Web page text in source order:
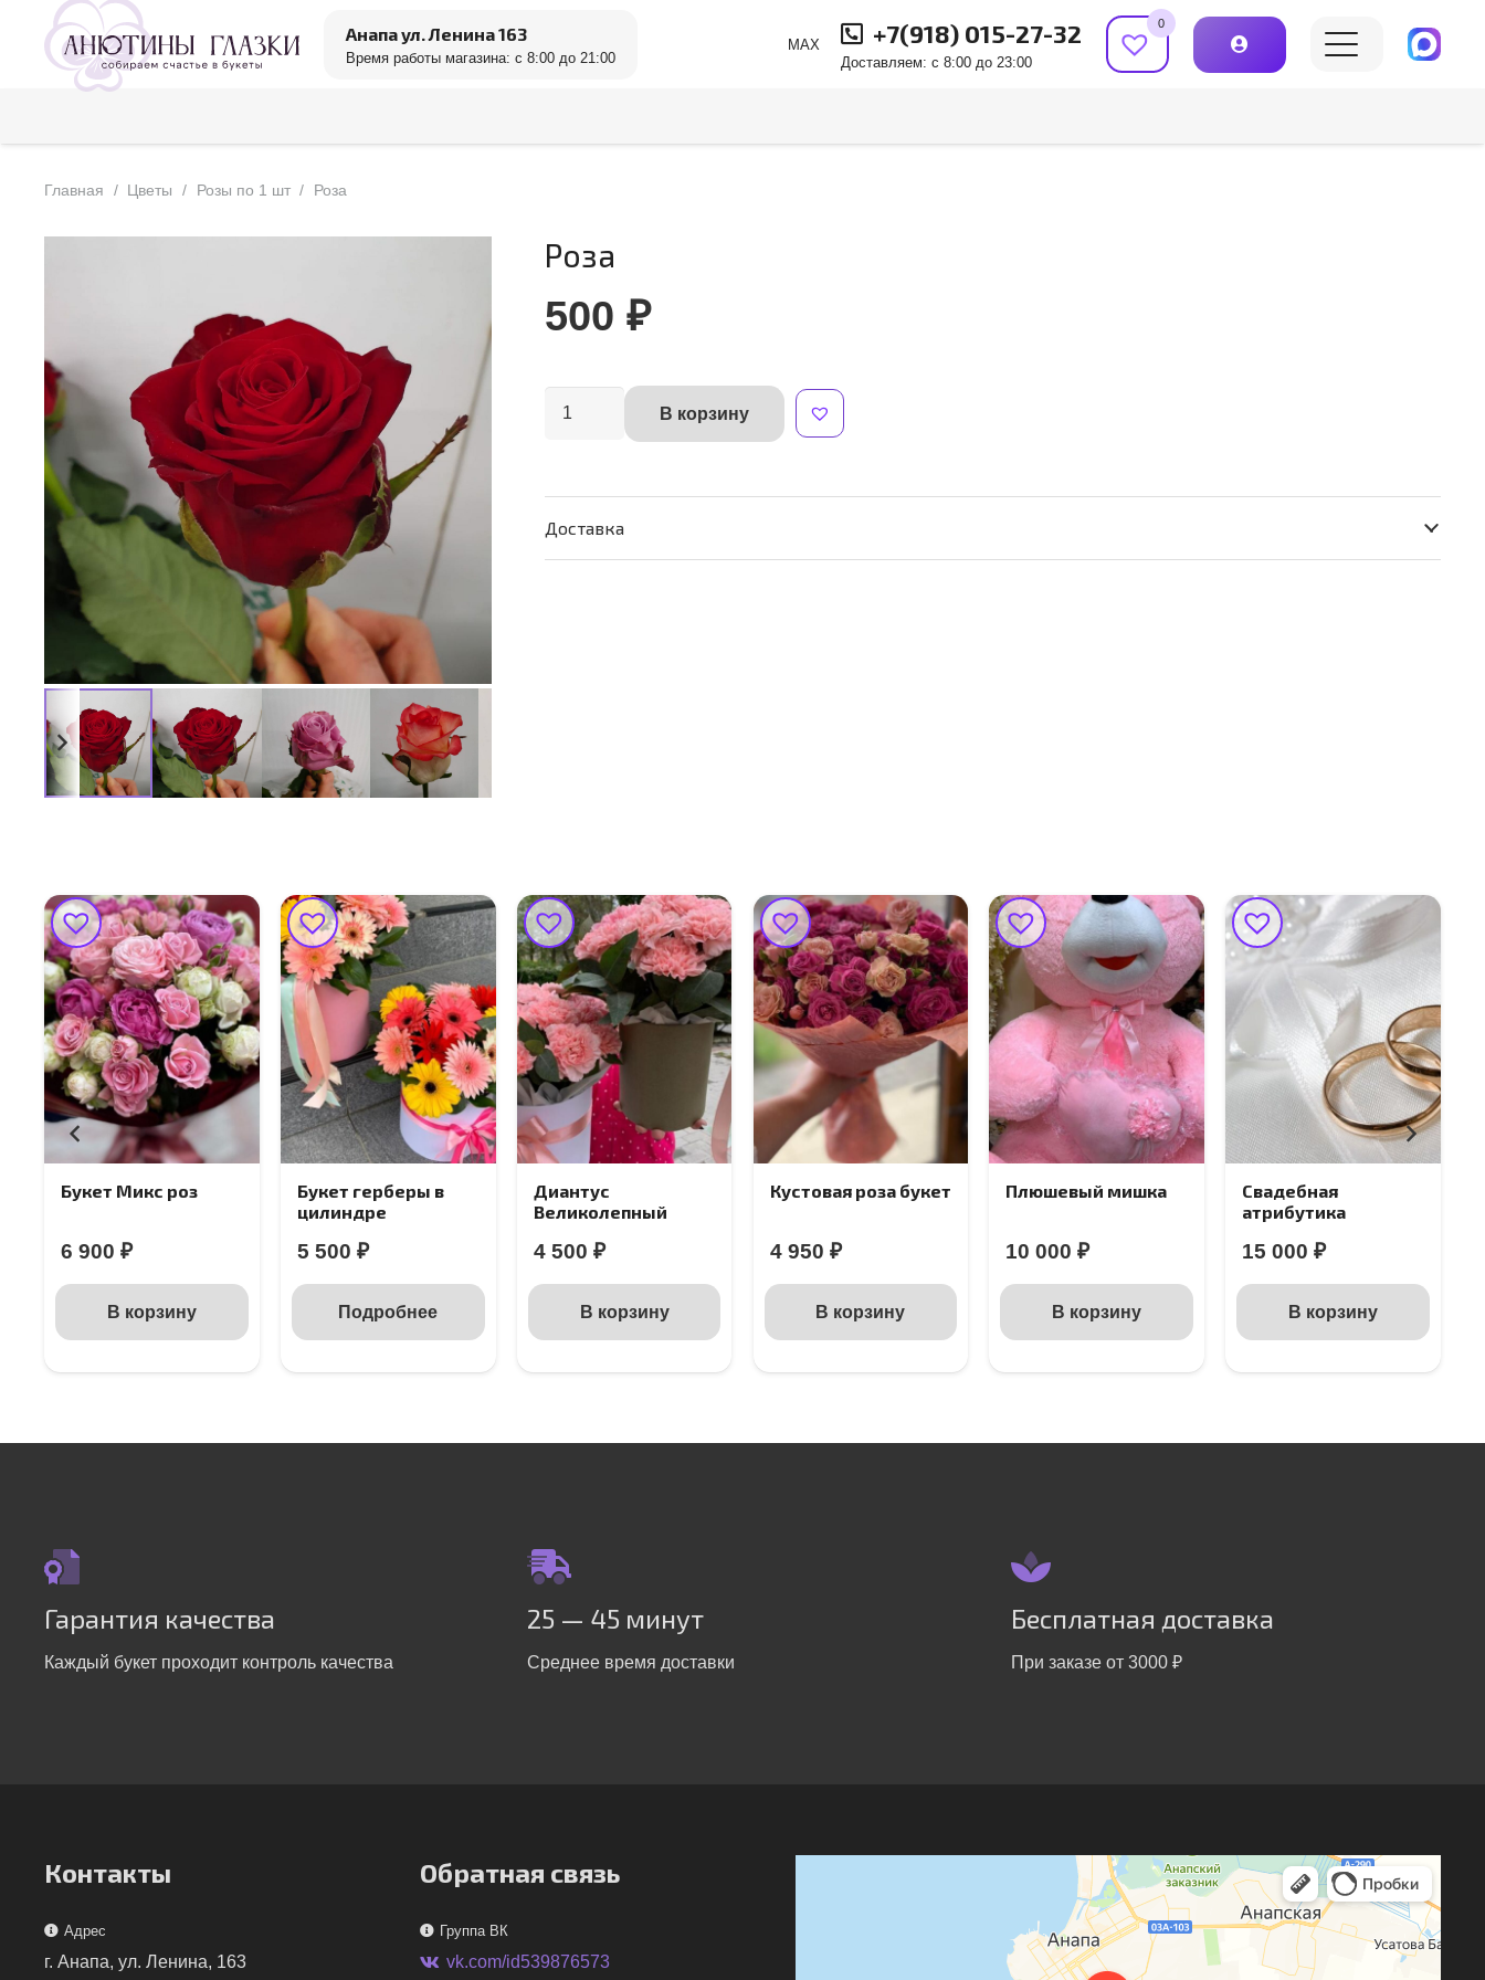
Анапа ул. Ленина 163
Время работы магазина: с 8:00 до 21:00
MAX +7(918) 015-27-32
Доставляем: с 8:00 до 23:00
0
Главная / Цветы / Розы по 1 шт / Роза
Роза
500₽
Количество
В корзину
Alternative:
Доставка
Букет Микс роз
6 900₽
В корзину
Букет герберы в
цилиндре
5 500₽
Подробнее
Диантус
Великолепный
4 500₽
В корзину
Кустовая роза букет
4 950₽
В корзину
Плюшевый мишка
10 000₽
В корзину
Свадебная
атрибутика
15 000₽
В корзину
Гарантия качества
Каждый букет проходит контроль качества
25 — 45 минут
Среднее время доставки
Бесплатная доставка
При заказе от 3000 ₽
Контакты
Адрес
г. Анапа, ул. Ленина, 163
Обратная связь
Группа ВК
vk.com/id539876573